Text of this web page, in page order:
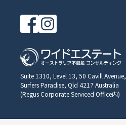
Suite 1310, Level 13, 50 Cavill Avenue,
Surfers Paradise, Qld 4217 Australia
(Regus Corporate Serviced Office内)